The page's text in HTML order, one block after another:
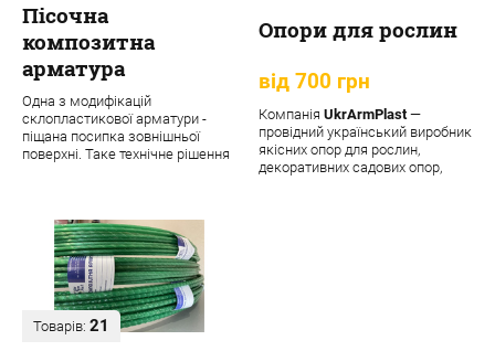
Пісочна
композитна
арматура
Одна з модифікацій
склопластикової арматури -
піщана посипка зовнішньої
поверхні. Таке технічне рішення
Опори для рослин
від 700 грн
Компанія UkrArmPlast—
провідний український виробник
якісних опор для рослин,
декоративних садових опор,
Товарів: 21